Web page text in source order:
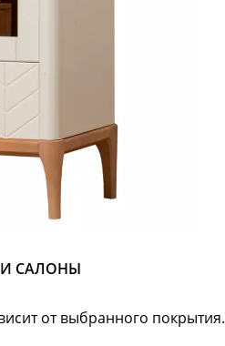
САЛОНЫ
от выбранного покрытия.